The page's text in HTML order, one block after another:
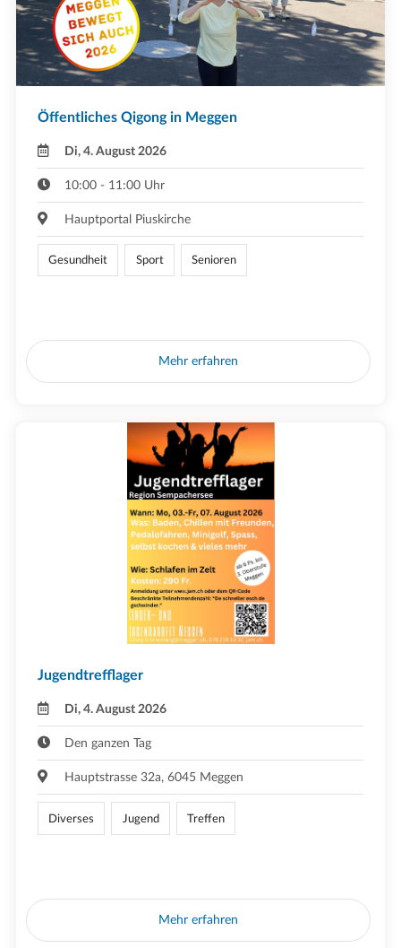
Öffentliches Qigong in Meggen
Di, 4. August 2026
10:00 - 11:00 Uhr
Hauptportal Piuskirche
Gesundheit Sport Senioren
Mehr erfahren
Jugendtrefflager
Di, 4. August 2026
Den ganzen Tag
Hauptstrasse 32a, 6045 Meggen
Diverses Jugend Treffen
Mehr erfahren